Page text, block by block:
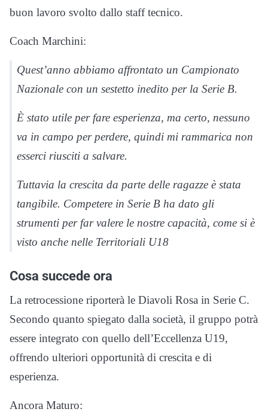
buon lavoro svolto dallo staff tecnico.
Coach Marchini:
Quest’anno abbiamo affrontato un Campionato
Nazionale con un sestetto inedito per la Serie B.
È stato utile per fare esperienza, ma certo, nessuno
va in campo per perdere, quindi mi rammarica non
esserci riusciti a salvare.
Tuttavia la crescita da parte delle ragazze è stata
tangibile. Competere in Serie B ha dato gli
strumenti per far valere le nostre capacità, come si è
visto anche nelle Territoriali U18
Cosa succede ora
La retrocessione riporterà le Diavoli Rosa in Serie C.
Secondo quanto spiegato dalla società, il gruppo potrà
essere integrato con quello dell’Eccellenza U19,
offrendo ulteriori opportunità di crescita e di
esperienza.
Ancora Maturo: